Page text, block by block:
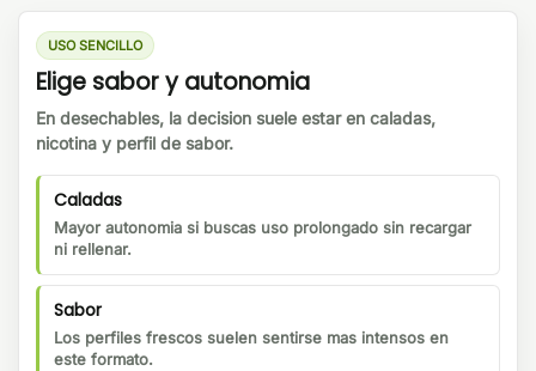
USO SENCILLO
Elige sabor y autonomia
En desechables, la decision suele estar en caladas,
nicotina y perfil de sabor.
Caladas
Mayor autonomia si buscas uso prolongado sin recargar
ni rellenar.
Sabor
Los perfiles frescos suelen sentirse mas intensos en
este formato.